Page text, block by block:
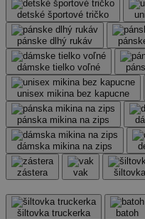
detské športové tričko
pánske dlhý rukáv
dámske tielko voľné
unisex mikina bez kapucne
pánska mikina na zips
dámska mikina na zips
zástera vak
šiltovka truckerka batoh